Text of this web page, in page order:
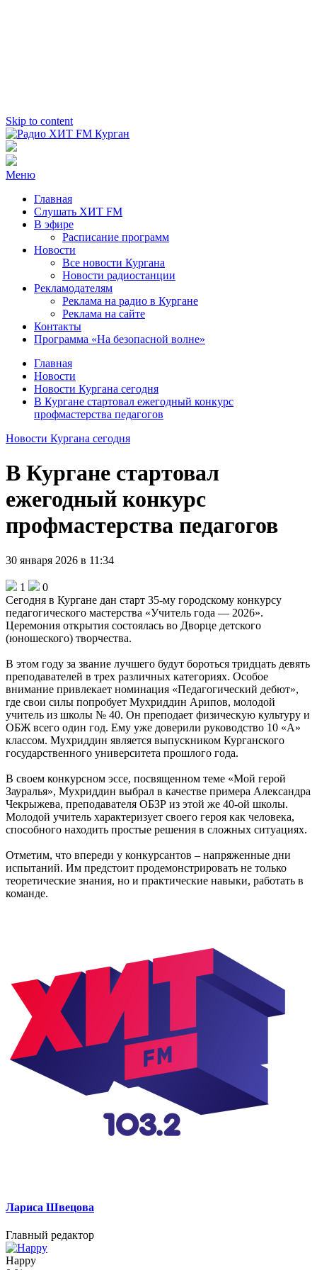
Skip to content
Радио ХИТ FM Курган
103.2 FM
Меню
Главная
Слушать ХИТ FM
В эфире
Расписание программ
Новости
Все новости Кургана
Новости радиостанции
Рекламодателям
Реклама на радио в Кургане
Реклама на сайте
Контакты
Программа «На безопасной волне»
Главная
Новости
Новости Кургана сегодня
В Кургане стартовал ежегодный конкурс
профмастерства педагогов
Новости Кургана сегодня
В Кургане стартовал
ежегодный конкурс
профмастерства педагогов
30 января 2026 в 11:34
1
0
Сегодня в Кургане дан старт 35-му городскому конкурсу
педагогического мастерства «Учитель года — 2026».
Церемония открытия состоялась во Дворце детского
(юношеского) творчества.
В этом году за звание лучшего будут бороться тридцать девять
преподавателей в трех различных категориях. Особое
внимание привлекает номинация «Педагогический дебют»,
где свои силы попробует Мухриддин Арипов, молодой
учитель из школы № 40. Он преподает физическую культуру и
ОБЖ всего один год. Ему уже доверили руководство 10 «А»
классом. Мухриддин является выпускником Курганского
государственного университета прошлого года.
В своем конкурсном эссе, посвященном теме «Мой герой
Зауралья», Мухриддин выбрал в качестве примера Александра
Чекрыжева, преподавателя ОБЗР из этой же 40-ой школы.
Молодой учитель характеризует своего героя как человека,
способного находить простые решения в сложных ситуациях.
Отметим, что впереди у конкурсантов – напряженные дни
испытаний. Им предстоит продемонстрировать не только
теоретические знания, но и практические навыки, работать в
команде.
Лариса Швецова
Главный редактор
Happy